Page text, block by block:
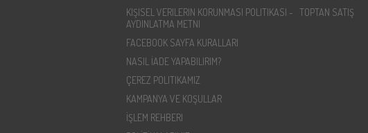
KIŞISEL VERILERIN KORUNMASI POLITIKASI -
AYDINLATMA METNI
FACEBOOK SAYFA KURALLARI
NASIL İADE YAPABILIRIM?
ÇEREZ POLITIKAMIZ
KAMPANYA VE KOŞULLAR
İŞLEM REHBERI
TOPTAN SATIŞ